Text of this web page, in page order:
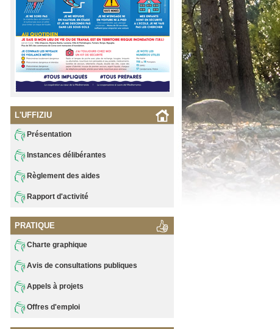
L'UFFIZIU
Présentation
Instances délibérantes
Règlement des aides
Rapport d'activité
PRATIQUE
Charte graphique
Avis de consultations publiques
Appels à projets
Offres d'emploi